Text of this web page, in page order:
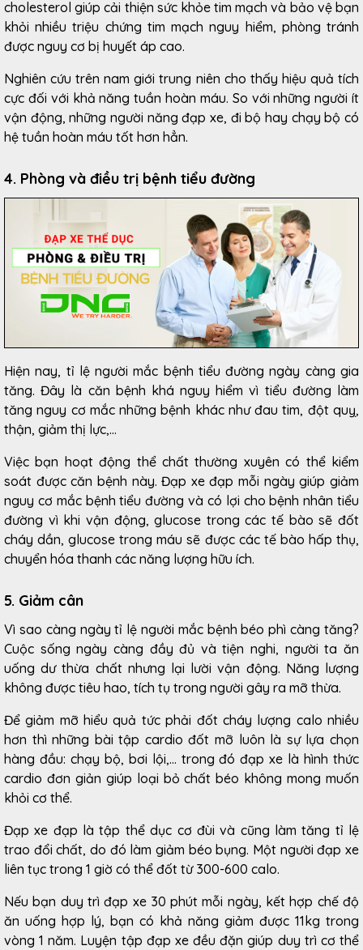
cholesterol giúp cải thiện sức khỏe tim mạch và bảo vệ bạn
khỏi nhiều triệu chứng tim mạch nguy hiểm, phòng tránh
được nguy cơ bị huyết áp cao.
Nghiên cứu trên nam giới trung niên cho thấy hiệu quả tích
cực đối với khả năng tuần hoàn máu. So với những người ít
vận động, những người năng đạp xe, đi bộ hay chạy bộ có
hệ tuần hoàn máu tốt hơn hẳn.
4. Phòng và điều trị bệnh tiểu đường
Hiện nay, tỉ lệ người mắc bệnh tiểu đường ngày càng gia
tăng. Đây là căn bệnh khá nguy hiểm vì tiểu đường làm
tăng nguy cơ mắc những bệnh khác như đau tim, đột quỵ,
thận, giảm thị lực,…
Việc bạn hoạt động thể chất thường xuyên có thể kiểm
soát được căn bệnh này. Đạp xe đạp mỗi ngày giúp giảm
nguy cơ mắc bệnh tiểu đường và có lợi cho bệnh nhân tiểu
đường vì khi vận động, glucose trong các tế bào sẽ đốt
cháy dần, glucose trong máu sẽ được các tế bào hấp thụ,
chuyển hóa thanh các năng lượng hữu ích.
5. Giảm cân
Vì sao càng ngày tỉ lệ người mắc bệnh béo phì càng tăng?
Cuộc sống ngày càng đầy đủ và tiện nghi, người ta ăn
uống dư thừa chất nhưng lại lười vận động. Năng lượng
không được tiêu hao, tích tụ trong người gây ra mỡ thừa.
Để giảm mỡ hiểu quả tức phải đốt cháy lượng calo nhiều
hơn thì những bài tập cardio đốt mỡ luôn là sự lựa chọn
hàng đầu: chạy bộ, bơi lội,... trong đó đạp xe là hình thức
cardio đơn giản giúp loại bỏ chất béo không mong muốn
khỏi cơ thể.
Đạp xe đạp là tập thể dục cơ đùi và cũng làm tăng tỉ lệ
trao đổi chất, do đó làm giảm béo bụng. Một người đạp xe
liên tục trong 1 giờ có thể đốt từ 300-600 calo.
Nếu bạn duy trì đạp xe 30 phút mỗi ngày, kết hợp chế độ
ăn uống hợp lý, bạn có khả năng giảm được 11kg trong
vòng 1 năm. Luyện tập đạp xe đều đặn giúp duy trì cơ thể